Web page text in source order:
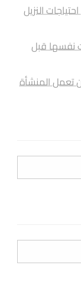
النزيل
نفسها قبل
تعمل المنشأة